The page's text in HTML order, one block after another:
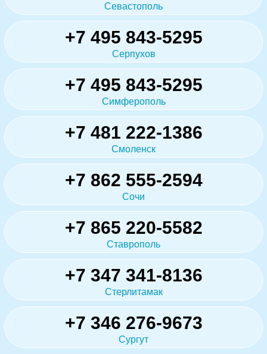
Севастополь
+7 495 843-5295
Серпухов
+7 495 843-5295
Симферополь
+7 481 222-1386
Смоленск
+7 862 555-2594
Сочи
+7 865 220-5582
Ставрополь
+7 347 341-8136
Стерлитамак
+7 346 276-9673
Сургут